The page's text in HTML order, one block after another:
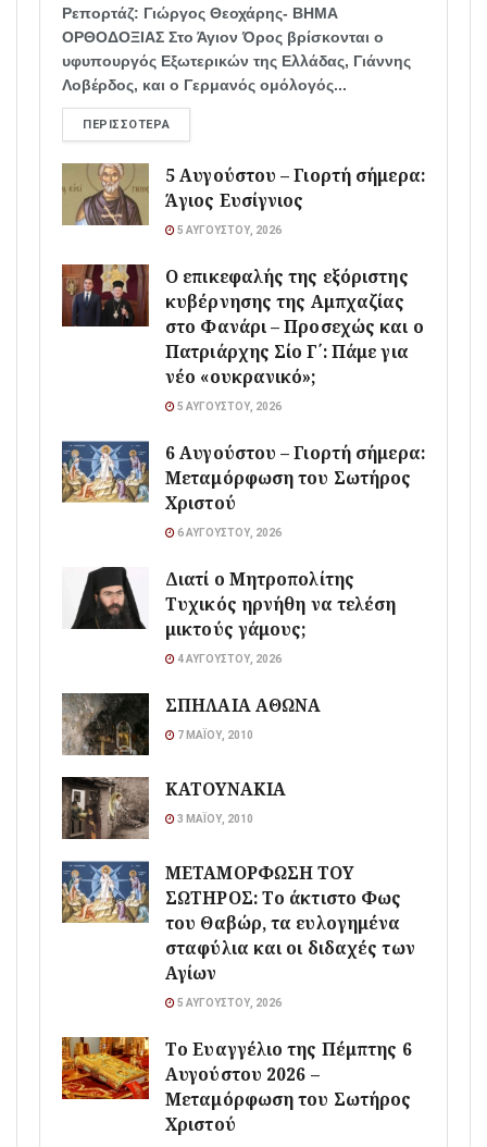
Ρεπορτάζ: Γιώργος Θεοχάρης- ΒΗΜΑ
ΟΡΘΟΔΟΞΙΑΣ Στο Άγιον Όρος βρίσκονται ο
υφυπουργός Εξωτερικών της Ελλάδας, Γιάννης
Λοβέρδος, και ο Γερμανός ομόλογός...
ΠΕΡΙΣΣΌΤΕΡΑ
5 Αυγούστου – Γιορτή σήμερα:
Άγιος Ευσίγνιος
5 ΑΥΓΟΎΣΤΟΥ, 2026
Ο επικεφαλής της εξόριστης
κυβέρνησης της Αμπχαζίας
στο Φανάρι – Προσεχώς και ο
Πατριάρχης Σίο Γ΄: Πάμε για
νέο «ουκρανικό»;
5 ΑΥΓΟΎΣΤΟΥ, 2026
6 Αυγούστου – Γιορτή σήμερα:
Μεταμόρφωση του Σωτήρος
Χριστού
6 ΑΥΓΟΎΣΤΟΥ, 2026
Διατί ο Μητροπολίτης
Τυχικός ηρνήθη να τελέση
μικτούς γάμους;
4 ΑΥΓΟΎΣΤΟΥ, 2026
ΣΠΗΛΑΙΑ ΑΘΩΝΑ
7 ΜΑΪ́ΟΥ, 2010
ΚΑΤΟΥΝΑΚΙΑ
3 ΜΑΪ́ΟΥ, 2010
ΜΕΤΑΜΟΡΦΩΣΗ ΤΟΥ
ΣΩΤΗΡΟΣ: Το άκτιστο Φως
του Θαβώρ, τα ευλογημένα
σταφύλια και οι διδαχές των
Αγίων
5 ΑΥΓΟΎΣΤΟΥ, 2026
Το Ευαγγέλιο της Πέμπτης 6
Αυγούστου 2026 –
Μεταμόρφωση του Σωτήρος
Χριστού